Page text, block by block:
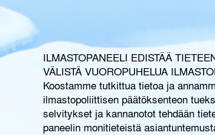
ILMASTOPANEELI EDISTÄÄ
VÄLISTÄ VUOROPUHELUA
Koostamme tutkittua tietoaja
ilmastopoliittisen päätöksenteon
selvityksetja kannanotot tehdään
paneelin monitieteistä